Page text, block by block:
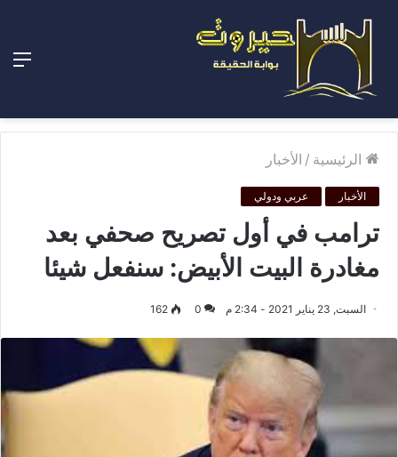
الرئيسية / الأخبار
الأخبار عربي ودولي
ترامب في أول تصريح صحفي بعد
مغادرة البيت الأبيض: سنفعل شيئا
السبت, 23 يناير 2021 - 2:34 م 0
162